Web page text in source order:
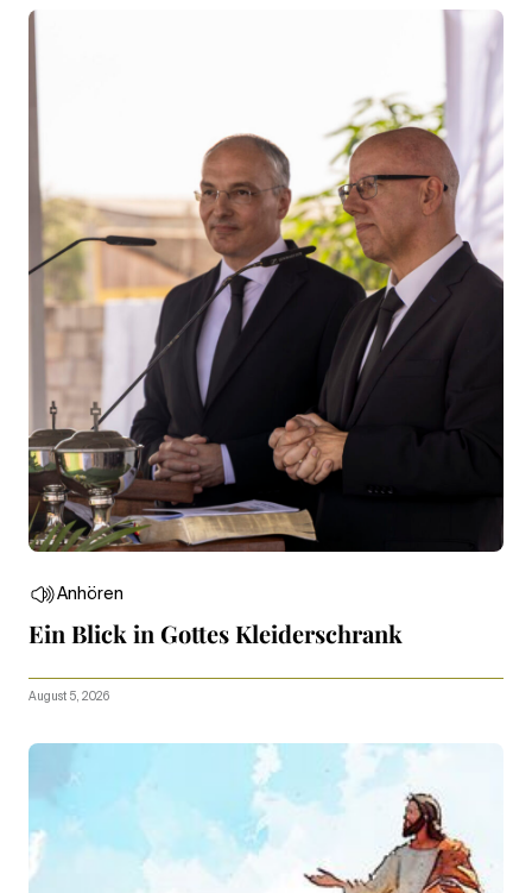
Anhören
Ein Blick in Gottes Kleiderschrank
August 5, 2026